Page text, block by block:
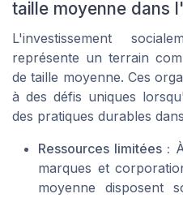
taille moyenne dans
L'investissement
représente un terrain
de taille moyenne. Ces
à des défis uniques
des pratiques durables
Ressources limitées :
marques et
moyenne disposent